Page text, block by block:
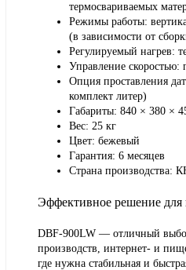
термосвариваемых
Режимы работы:
(в зависимости от
Регулируемый нагрев:
Управление скоростью:
Опция проставления
комплект литер)
Габариты: 840 × 380 ×
Вес: 25 кг
Цвет: бежевый
Гарантия: 6 месяцев
Страна производства:
Эффективное решение для
DBF-900LW — отличный
производств, интернет- и
где нужна стабильная и